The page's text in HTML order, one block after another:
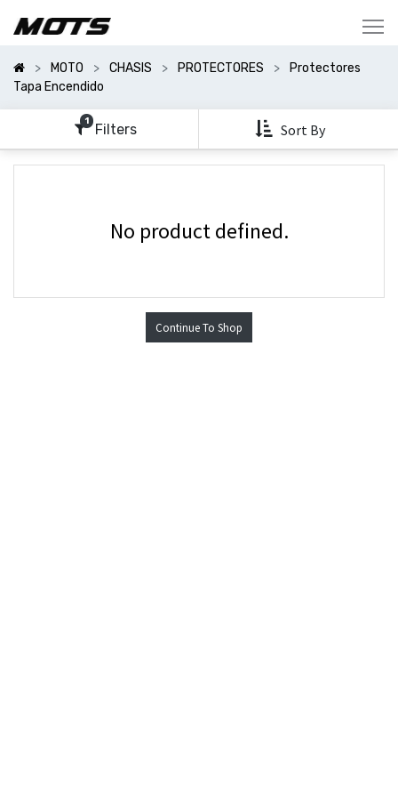
MOTO CHASIS PROTECTORES
Protectores
Tapa Encendido
1 Filters Sort By
Categorías
Mostrar
Opciones
No product defined.
Continue To Shop